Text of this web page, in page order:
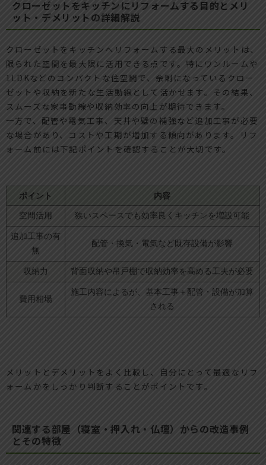
クローゼットをキッチンにリフォームする目的とメリ
ット・デメリットの詳細解説
クローゼットをキッチンへリフォームする最大のメリットは、
限られた空間を最大限に活用できる点です。特にワンルームや
1LDKなどのコンパクトな住空間で、余剰になっているクロー
ゼットや収納を新たな生活動線として活かせます。その結果、
スムーズな家事動線や収納効率の向上が期待できます。
一方で、配管や電気工事、天井や壁の補強など追加工事が必要
な場合があり、コストや工期が増加する傾向があります。リフ
ォーム前には下記ポイントを確認することが大切です。
ポイント 内容
空間活用 狭いスペースでも効率良くキッチンを増設可能
追加工事の有
無
配管・換気・電気など既存設備が影響
収納力 背面収納や吊戸棚で収納効率を高める工夫が必要
費用相場
施工内容によるが、基本工事＋配管・設備が加算
される
メリットとデメリットをよく比較し、自分にとって最適なリフ
ォームかをしっかり判断することがポイントです。
関連する部屋（寝室・押入れ・仏壇）からの改造事例
とその特徴